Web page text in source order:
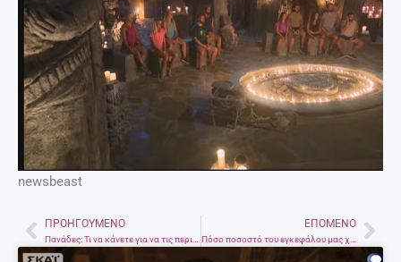
newsbeast
Prev
ΠΡΟΗΓΟΎΜΕΝΟ ΕΠΌΜΕΝΟ